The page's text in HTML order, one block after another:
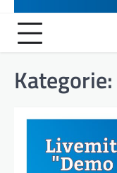
Kategorie: